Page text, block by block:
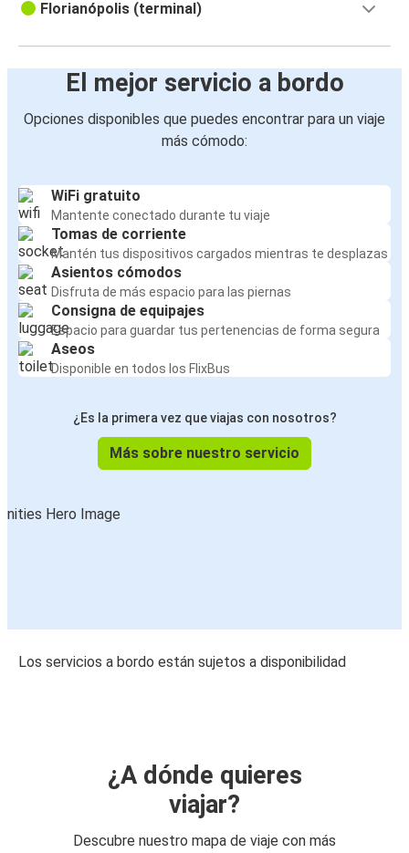
Florianópolis (terminal)
El mejor servicio a bordo
Opciones disponibles que puedes encontrar para un viaje
más cómodo:
WiFi gratuito
Mantente conectado durante tu viaje
Tomas de corriente
Mantén tus dispositivos cargados mientras te desplazas
Asientos cómodos
Disfruta de más espacio para las piernas
Consigna de equipajes
Espacio para guardar tus pertenencias de forma segura
Aseos
Disponible en todos los FlixBus
¿Es la primera vez que viajas con nosotros?
Más sobre nuestro servicio
Los servicios a bordo están sujetos a disponibilidad
¿A dónde quieres
viajar?
Descubre nuestro mapa de viaje con más